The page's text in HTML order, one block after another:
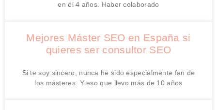
en él 4 años. Haber colaborado
Mejores Máster SEO en España si
quieres ser consultor SEO
Si te soy sincero, nunca he sido especialmente fan de
los másteres. Y eso que llevo más de 10 años